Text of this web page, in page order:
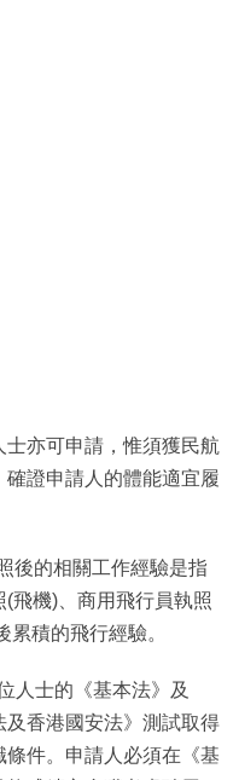
亦可申請，惟須獲民航
證申請人的體能適宜履
後的相關工作經驗是指
飛機)、商用飛行員執照
積的飛行經驗。
人士的《基本法》及
及香港國安法》測試取得
件。申請人必須在《基